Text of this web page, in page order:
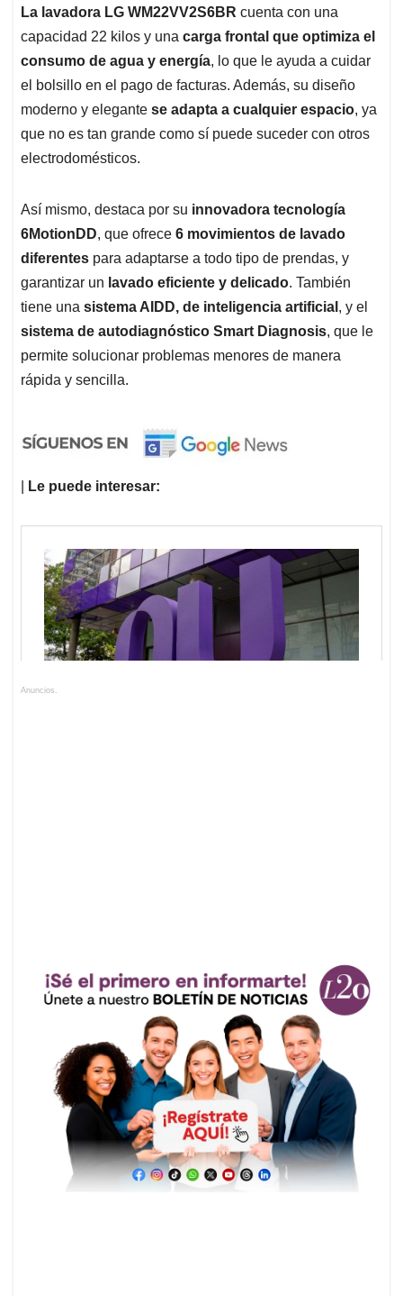
La lavadora LG WM22VV2S6BR cuenta con una
capacidad 22 kilos y una carga frontal que optimiza el
consumo de agua y energía, lo que le ayuda a cuidar
el bolsillo en el pago de facturas. Además, su diseño
moderno y elegante se adapta a cualquier espacio, ya
que no es tan grande como sí puede suceder con otros
electrodomésticos.
Así mismo, destaca por su innovadora tecnología
6MotionDD, que ofrece 6 movimientos de lavado
diferentes para adaptarse a todo tipo de prendas, y
garantizar un lavado eficiente y delicado. También
tiene una sistema AIDD, de inteligencia artificial , y el
sistema de autodiagnóstico Smart Diagnosis, que le
permite solucionar problemas menores de manera
rápida y sencilla.
Le puede interesar:
Anuncios.